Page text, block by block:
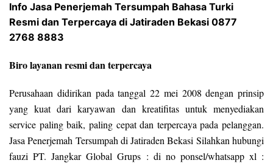
Info Jasa Penerjemah Tersumpah Bahasa Turki
Resmi dan Terpercaya di Jatiraden Bekasi 0877
2768 8883
Biro layanan resmi dan terpercaya
Perusahaan didirikan pada tanggal 22 mei 2008 dengan prinsip
yang kuat dari karyawan dan kreatifitas untuk menyediakan
service paling baik, paling cepat dan terpercaya pada pelanggan.
Jasa Penerjemah Tersumpah di Jatiraden Bekasi Silahkan hubungi
fauzi PT. Jangkar Global Grups : di no ponsel/whatsapp xl :